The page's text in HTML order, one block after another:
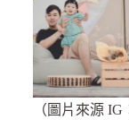
（圖片來源 IG